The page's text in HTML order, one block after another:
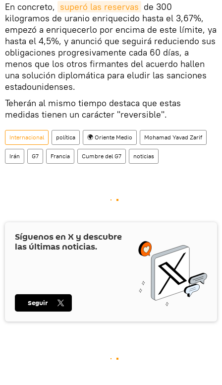
En concreto, superó las reservas de 300
kilogramos de uranio enriquecido hasta el 3,67%,
empezó a enriquecerlo por encima de este límite, ya
hasta el 4,5%, y anunció que seguirá reduciendo sus
obligaciones progresivamente cada 60 días, a
menos que los otros firmantes del acuerdo hallen
una solución diplomática para eludir las sanciones
estadounidenses.
Teherán al mismo tiempo destaca que estas
medidas tienen un carácter "reversible".
Internacional política 🌍 Oriente Medio Mohamad Yavad Zarif
Irán G7 Francia Cumbre del G7 noticias
Síguenos en X y descubre
las últimas noticias.
Seguir